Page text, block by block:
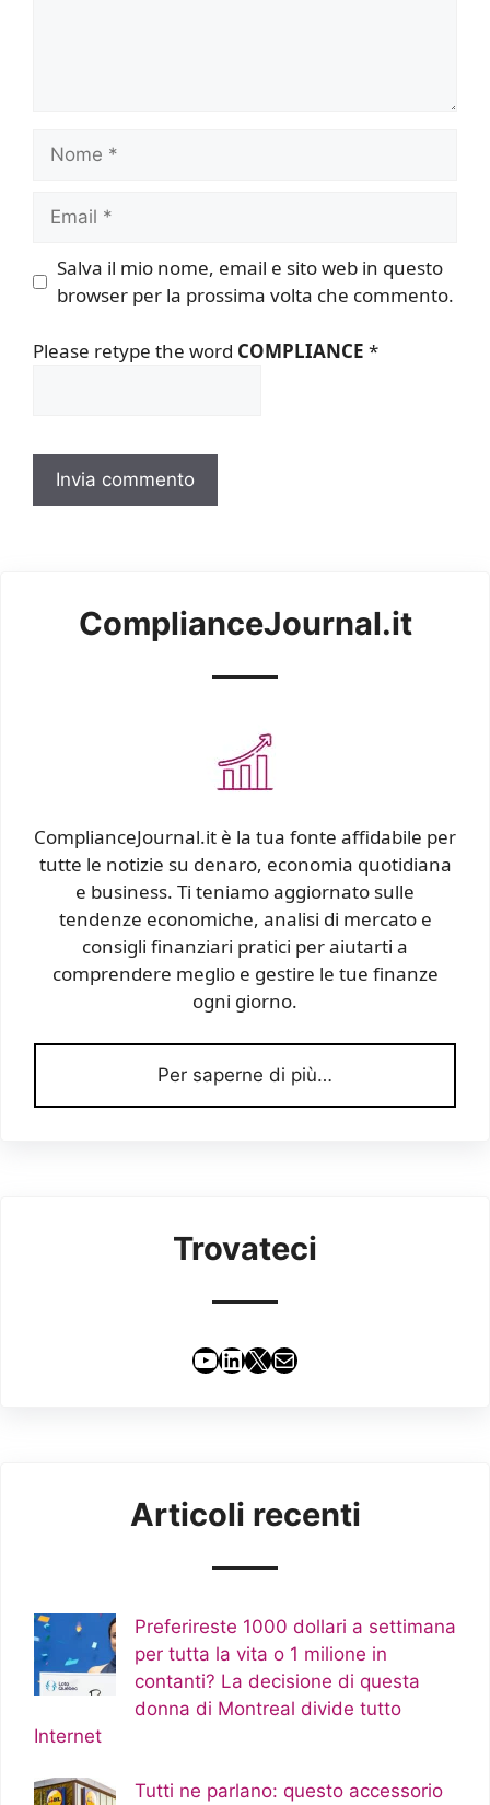
Nome
Email
Salva il mio nome, email e sito web in questo
browser per la prossima volta che commento.
Please retype the word COMPLIANCE *
ComplianceJournal.it
ComplianceJournal.it è la tua fonte affidabile per
tutte le notizie su denaro, economia quotidiana
e business. Ti teniamo aggiornato sulle
tendenze economiche, analisi di mercato e
consigli finanziari pratici per aiutarti a
comprendere meglio e gestire le tue finanze
ogni giorno.
Per saperne di più…
Trovateci
YouTube
LinkedIn
X Email
Articoli recenti
Preferireste 1000 dollari a settimana
per tutta la vita o 1 milione in
contanti? La decisione di questa
donna di Montreal divide tutto
Internet
Tutti ne parlano: questo accessorio